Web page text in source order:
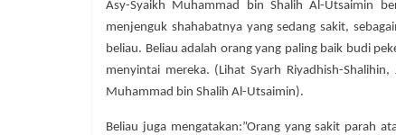
Asy-Syaikh Muhammad bin Shalih Al-Utsaimin
menjenguk shahabatnya yang sedang sakit,
beliau. Beliau adalah orang yang paling baik budi
menyintai mereka. (Lihat Syarh Riyadhish-
Muhammad bin Shalih Al-Utsaimin).
Beliau juga mengatakan:”Orang yang sakit parah